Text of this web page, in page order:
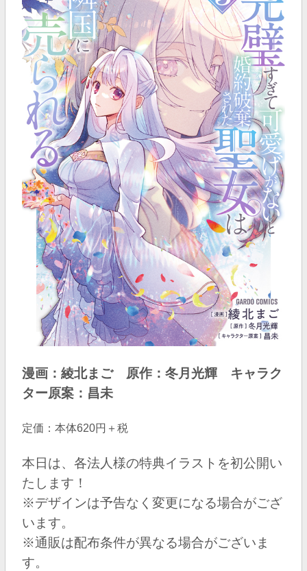
漫画：綾北まご 原作：冬月光輝 キャラク
ター原案：昌未
定価：本体620円＋税
本日は、各法人様の特典イラストを初公開い
たします！
※デザインは予告なく変更になる場合がござ
います。
※通販は配布条件が異なる場合がございま
す。